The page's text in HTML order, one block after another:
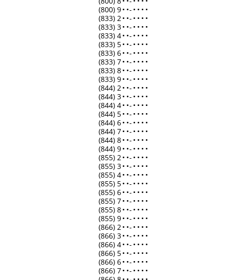
(800) 9• •- • • • •
(833) 2• •- • • • •
(833) 3• •- • • • •
(833) 4• •- • • • •
(833) 5• •- • • • •
(833) 6• •- • • • •
(833) 7• •- • • • •
(833) 8• •- • • • •
(833) 9• •- • • • •
(844) 2• •- • • • •
(844) 3• •- • • • •
(844) 4• •- • • • •
(844) 5• •- • • • •
(844) 6• •- • • • •
(844) 7• •- • • • •
(844) 8• •- • • • •
(844) 9• •- • • • •
(855) 2• •- • • • •
(855) 3• •- • • • •
(855) 4• •- • • • •
(855) 5• •- • • • •
(855) 6• •- • • • •
(855) 7• •- • • • •
(855) 8• •- • • • •
(855) 9• •- • • • •
(866) 2• •- • • • •
(866) 3• •- • • • •
(866) 4• •- • • • •
(866) 5• •- • • • •
(866) 6• •- • • • •
(866) 7• •- • • • •